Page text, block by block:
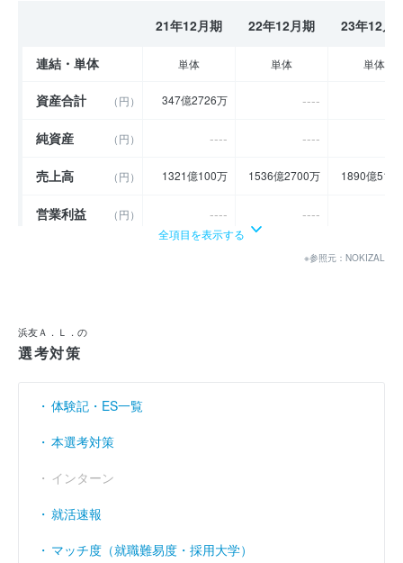
21年12月期 22年12月期 23年12月
連結・単体 単体 単体 単体
資産合計 （円） 347億2726万 ----
純資産 （円） ---- ----
売上高 （円） 1321億100万 1536億2700万 1890億
営業利益 （円） ---- ----
----
利益余剰金
売上伸び率
営業利益率 （％）
経常利益率 （％）
全項目を表示する
※参照元：NOKIZAL
浜友Ａ．Ｌ．の
選考対策
体験記・ES一覧
本選考対策
インターン
就活速報
マッチ度（就職難易度・採用大学）